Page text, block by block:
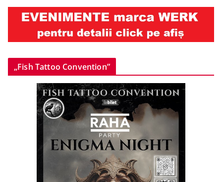
„Fish Tattoo Convention”